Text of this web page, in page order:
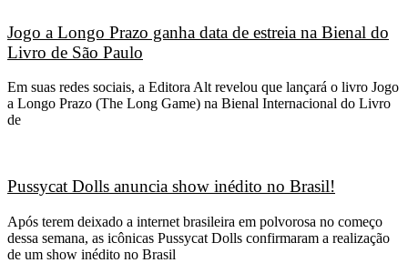
Jogo a Longo Prazo ganha data de estreia na Bienal do
Livro de São Paulo
Em suas redes sociais, a Editora Alt revelou que lançará o livro Jogo
a Longo Prazo (The Long Game) na Bienal Internacional do Livro
de
Pussycat Dolls anuncia show inédito no Brasil!
Após terem deixado a internet brasileira em polvorosa no começo
dessa semana, as icônicas Pussycat Dolls confirmaram a realização
de um show inédito no Brasil